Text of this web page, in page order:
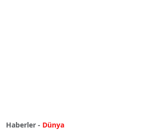
Haberler - Dünya